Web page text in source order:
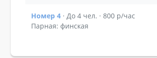
Номер 4 · До 4 чел. · 800 р/час
Парная: финская
Показать подробности зала